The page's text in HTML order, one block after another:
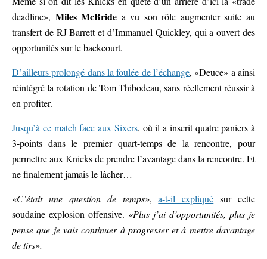
deadline», Miles McBride a vu son rôle augmenter suite au
transfert de RJ Barrett et d’Immanuel Quickley, qui a ouvert des
opportunités sur le backcourt.
D’ailleurs prolongé dans la foulée de l’échange, «Deuce» a ainsi
réintégré la rotation de Tom Thibodeau, sans réellement réussir à
en profiter.
Jusqu’à ce match face aux Sixers, où il a inscrit quatre paniers à
3-points dans le premier quart-temps de la rencontre, pour
permettre aux Knicks de prendre l’avantage dans la rencontre. Et
ne finalement jamais le lâcher…
«C’était une question de temps»,a-t-il expliqué sur cette
soudaine explosion offensive. «Plus j’ai d’opportunités, plus je
pense que je vais continuer à progresser et à mettre davantage
de tirs».